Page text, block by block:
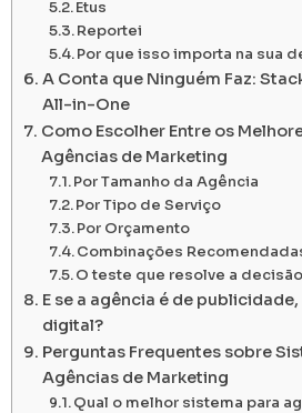
Etus
Reportei
Por que isso importa na sua
A Conta que Ninguém Faz:
All-in-One
Como Escolher Entre os
Agências de Marketing
Por Tamanho da Agência
Por Tipo de Serviço
Por Orçamento
Combinações
O teste que resolve a
E se a agência é de
digital?
Perguntas Frequentes sobre
Agências de Marketing
Qual o melhor sistema para